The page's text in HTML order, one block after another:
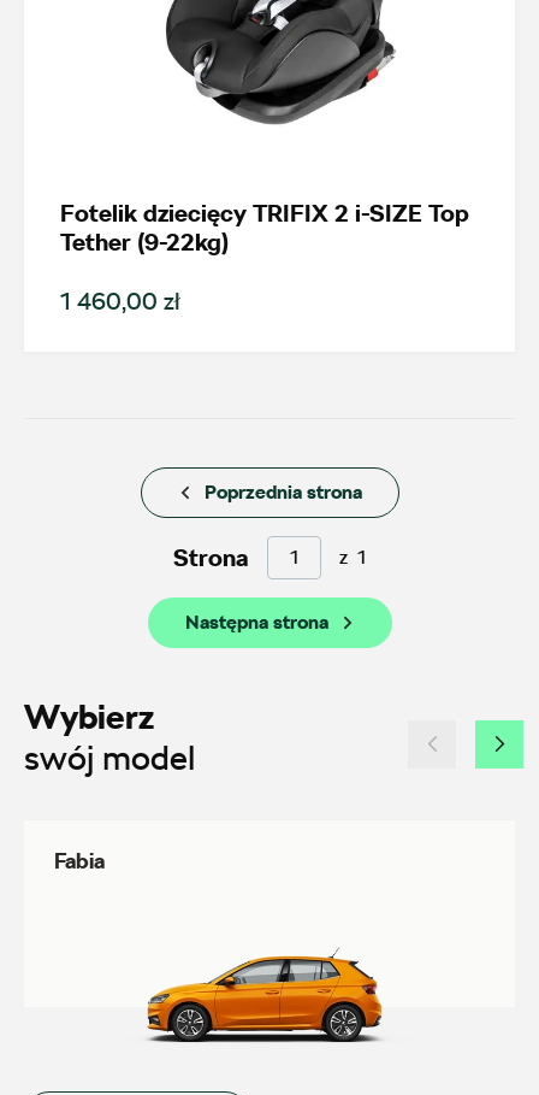
Fotelik dziecięcy TRIFIX 2 i-SIZE Top
Tether (9-22kg)
1 460,00 zł
Poprzednia strona
Strona z 1
Następna strona
Wybierz
swój model
Fabia
Wybierz dealera obsługującego
Twoje zapytanie
AMD Auto Centrum
ul. Stanisława Wernera 59, Radom
+48 483 311 804
Laski 10A, Przykona
czesci@vw.alexas.pl